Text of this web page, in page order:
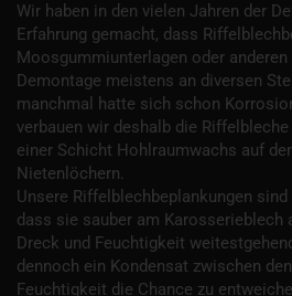
Wir haben in den vielen Jahren der
Erfahrung gemacht, dass
Moosgummiunterlagen oder
Demontage meistens an diversen
manchmal hatte sich schon
verbauen wir deshalb die
einer Schicht Hohlraumwachs auf
Nietenlöchern.
Unsere Riffelblechbeplankungen
dass sie sauber am Karosserieblech
Dreck und Feuchtigkeit
dennoch ein Kondensat zwischen
Feuchtigkeit die Chance zu